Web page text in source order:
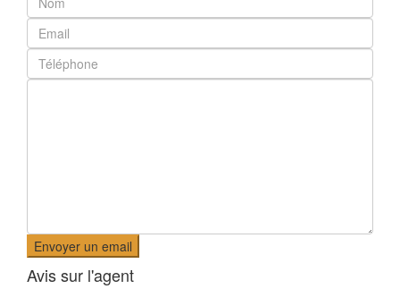
Avis sur l'agent